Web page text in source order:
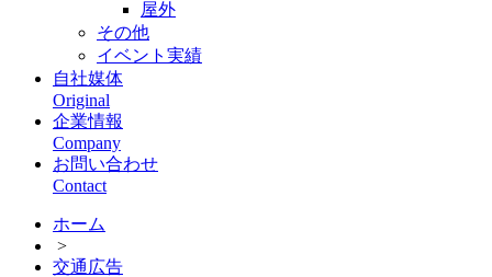
屋外
その他
イベント実績
自社媒体
Original
企業情報
Company
お問い合わせ
Contact
ホーム
>
交通広告